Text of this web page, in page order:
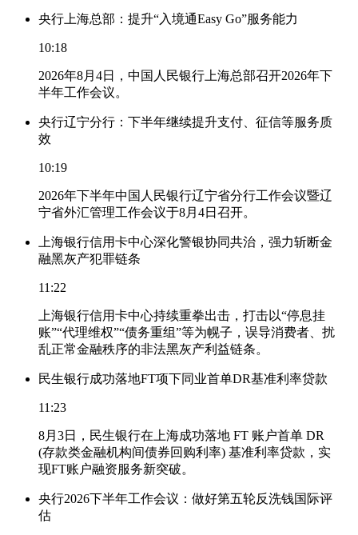
央行上海总部：提升“入境通Easy Go”服务能力
10:18
2026年8月4日，中国人民银行上海总部召开2026年下
半年工作会议。
央行辽宁分行：下半年继续提升支付、征信等服务质
效
10:19
2026年下半年中国人民银行辽宁省分行工作会议暨辽
宁省外汇管理工作会议于8月4日召开。
上海银行信用卡中心深化警银协同共治，强力斩断金
融黑灰产犯罪链条
11:22
上海银行信用卡中心持续重拳出击，打击以“停息挂
账”“代理维权”“债务重组”等为幌子，误导消费者、扰
乱正常金融秩序的非法黑灰产利益链条。
民生银行成功落地FT项下同业首单DR基准利率贷款
11:23
8月3日，民生银行在上海成功落地 FT 账户首单 DR
(存款类金融机构间债券回购利率) 基准利率贷款，实
现FT账户融资服务新突破。
央行2026下半年工作会议：做好第五轮反洗钱国际评
估